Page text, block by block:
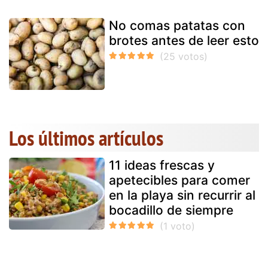
No comas patatas con
brotes antes de leer esto
Los últimos artículos
11 ideas frescas y
apetecibles para comer
en la playa sin recurrir al
bocadillo de siempre